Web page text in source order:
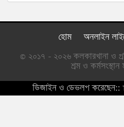
হোম
অনলাইন
© ২০১৭ - ২০২৬ কলকারখানা ও
শ্রম ও কর্মসংস্থান
ডিজাইন ও ডেভলপ করেছেন::